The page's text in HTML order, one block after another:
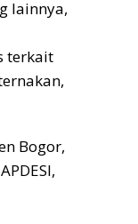
lainnya,
terkait
Bogor,